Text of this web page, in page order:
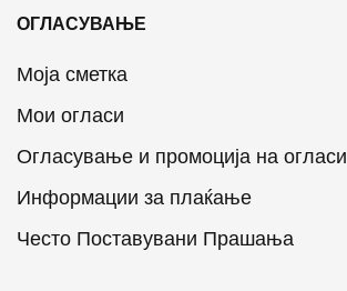
ОГЛАСУВАЊЕ
Моја сметка
Мои огласи
Огласување и промоција на огласи
Информации за плаќање
Често Поставувани Прашања